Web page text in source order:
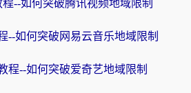
--如何突破腾讯视频地域限制
--如何突破网易云音乐地域限制
程--如何突破爱奇艺地域限制